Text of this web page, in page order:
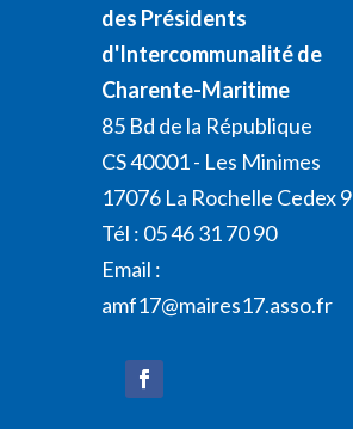
des Présidents
d'Intercommunalité de
Charente-Maritime
85 Bd de la République
CS 40001 - Les Minimes
17076 La Rochelle Cedex 9
Tél : 05 46 31 70 90
Email :
amf17@maires17.asso.fr